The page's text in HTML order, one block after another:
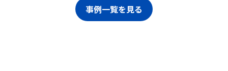
事例一覧を見る